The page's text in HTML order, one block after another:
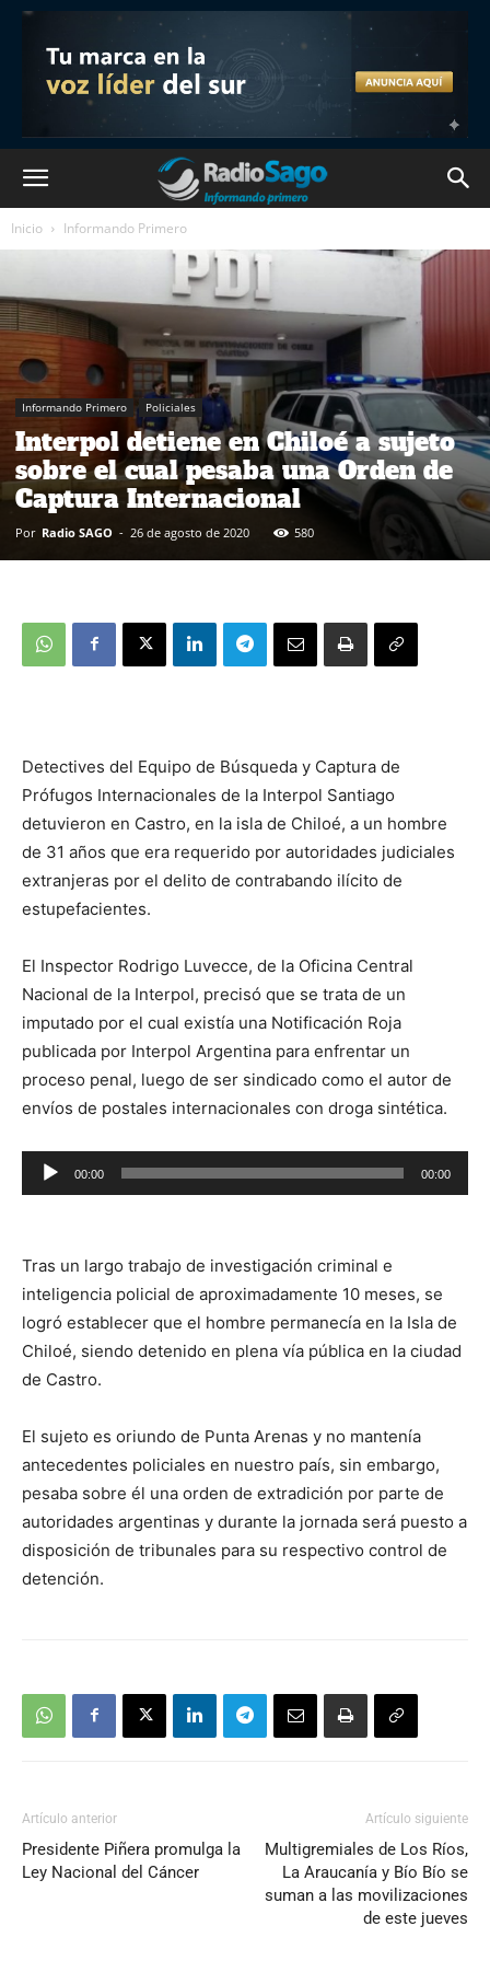
Inicio Informando Primero
Informando Primero Policiales
Interpol detiene en Chiloé a sujeto
sobre el cual pesaba una Orden de
Captura Internacional
Por Radio SAGO - 26 de agosto de 2020 580
Detectives del Equipo de Búsqueda y Captura de
Prófugos Internacionales de la Interpol Santiago
detuvieron en Castro, en la isla de Chiloé, a un hombre
de 31 años que era requerido por autoridades judiciales
extranjeras por el delito de contrabando ilícito de
estupefacientes.
El Inspector Rodrigo Luvecce, de la Oficina Central
Nacional de la Interpol, precisó que se trata de un
imputado por el cual existía una Notificación Roja
publicada por Interpol Argentina para enfrentar un
proceso penal, luego de ser sindicado como el autor de
envíos de postales internacionales con droga sintética.
Reproductor
de
00:00 00:00
Tras un largo trabajo de investigación criminal e
inteligencia policial de aproximadamente 10 meses, se
logró establecer que el hombre permanecía en la Isla de
Chiloé, siendo detenido en plena vía pública en la ciudad
de Castro.
El sujeto es oriundo de Punta Arenas y no mantenía
antecedentes policiales en nuestro país, sin embargo,
pesaba sobre él una orden de extradición por parte de
autoridades argentinas y durante la jornada será puesto a
disposición de tribunales para su respectivo control de
detención.
Artículo anterior
Presidente Piñera promulga la
Ley Nacional del Cáncer
Artículo siguiente
Multigremiales de Los Ríos,
La Araucanía y Bío Bío se
suman a las movilizaciones
de este jueves